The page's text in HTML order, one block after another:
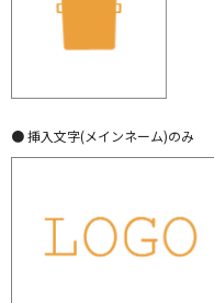
● 挿入文字(メインネーム)のみ